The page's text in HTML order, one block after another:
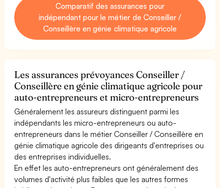
Comparatif des assurances pour
indépendant pour le métier de Conseiller /
Conseillère en génie climatique agricole
Les assurances prévoyances Conseiller /
Conseillère en génie climatique agricole pour
auto-entrepreneurs et micro-entrepreneurs
Généralement les assureurs distinguent parmi les
indépendants les micro-entrepreneurs ou auto-
entrepreneurs dans le métier Conseiller / Conseillère en
génie climatique agricole des dirigeants d'entreprises ou
des entreprises individuelles.
En effet les auto-entrepreneurs ont généralement des
volumes d'activité plus faibles que les autres formes